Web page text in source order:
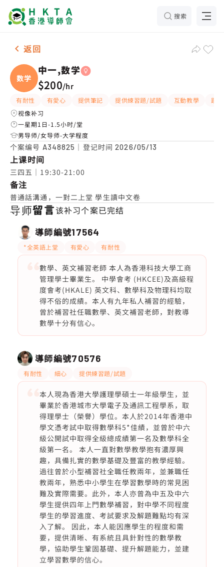
搜索
女2名 中一,数学，鸭利洲 补习推介
返回
数学
中一,数学
$200/hr
有耐性 有愛心 提供筆記 提供練習題/試題 互動教學
題
视像补习
一星期1日-1.5小时/堂
男导师/女导师-大学程度
个案编号 A348825 ｜登记时间2026/05/13
上课时间
三四五｜19:30-21:00
备注
普通話溝通，一對二上堂 學生讀中文卷
导师留言该补习个案已完结
導師編號17564
*全英語上堂 有愛心 有耐性
數學、英文補習老師 本人為香港科技大學工商
管理學士畢業生。 中學會考 (HKCEE)及高級程
度會考(HKALE) 英文科、數學科及物理科均取
得不俗的成績。本人有九年私人補習的經驗，
曾於補習社任職數學、英文補習老師，對教導
數學十分有信心。
導師編號70576
有耐性 細心 提供練習題/試題
本人現為香港大學護理學碩士一年級學生，並
畢業於香港城市大學電子及通訊工程學系，取
得理學士（榮譽）學位。本人於2014年香港中
學文憑考試中取得數學科5*佳績，並曾於中六
級公開試中取得全級總成績第一名及數學科全
級第一名。 本人一直對數學教學抱有濃厚興
趣，具備扎實的數學基礎及豐富的教學經驗。
過往曾於小型補習社全職任教兩年，並兼職任
教兩年，熟悉中小學生在學習數學時的常見困
難及實際需要。此外，本人亦曾為中五及中六
學生提供四年上門數學補習，對中學不同程度
學生的學習進度、考試要求及解題難點均有深
入了解。 因此，本人能因應學生的程度和需
要，提供清晰、有系統且具針對性的數學教
學，協助學生鞏固基礎、提升解題能力，並建
立學習數學的信心。